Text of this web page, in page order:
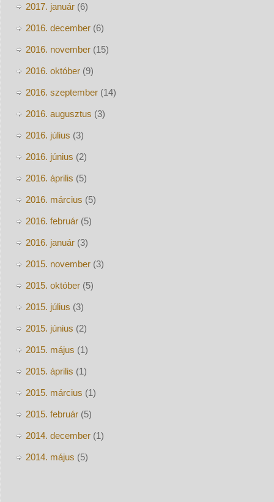
2017. január(6)
2016. december(6)
2016. november(15)
2016. október(9)
2016. szeptember(14)
2016. augusztus (3)
2016. július (3)
2016. június (2)
2016. április (5)
2016. március (5)
2016. február(5)
2016. január(3)
2015. november(3)
2015. október(5)
2015. július (3)
2015. június (2)
2015. május (1)
2015. április (1)
2015. március (1)
2015. február(5)
2014. december(1)
2014. május (5)